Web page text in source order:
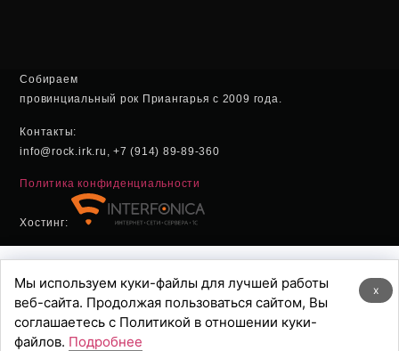
Собираем
провинциальный рок Приангарья с 2009 года.
Контакты:
info@rock.irk.ru, +7 (914) 89-89-360
Политика конфиденциальности
Хостинг:
x
Мы используем куки-файлы для лучшей работы
веб-сайта. Продолжая пользоваться сайтом, Вы
соглашаетесь с Политикой в отношении куки-
файлов. Подробнее